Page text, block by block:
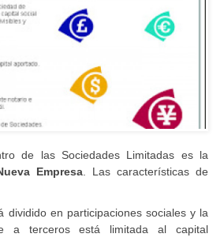
de las Sociedades Limitadas es la
Empresa . Las características de
dividido en participaciones sociales y la
a terceros está limitada al capital